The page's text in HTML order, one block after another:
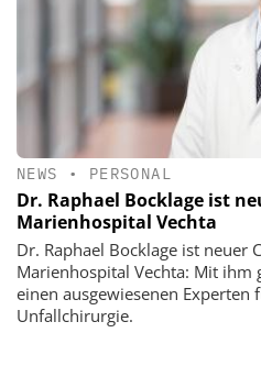
NEWS • PERSONAL
Dr. Raphael Bocklage ist
Marienhospital Vechta
Dr. Raphael Bocklage ist neuer
Marienhospital Vechta: Mit ihm
einen ausgewiesenen
Unfallchirurgie.